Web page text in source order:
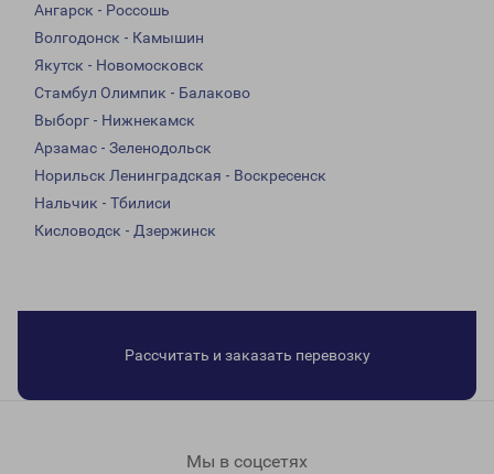
Ангарск - Россошь
Волгодонск - Камышин
Якутск - Новомосковск
Стамбул Олимпик - Балаково
Выборг - Нижнекамск
Арзамас - Зеленодольск
Норильск Ленинградская - Воскресенск
Нальчик - Тбилиси
Кисловодск - Дзержинск
Рассчитать и заказать перевозку
Мы в соцсетях